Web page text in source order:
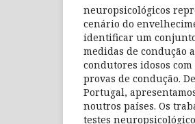
neuropsicológicos
cenário do
identificar um
medidas de condução
condutores idosos
provas de condução.
Portugal,
noutros países. Os
testes